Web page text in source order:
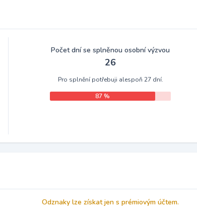
Počet dní se splněnou osobní výzvou
26
Pro splnění potřebuji alespoň 27 dní.
87 %
Odznaky lze získat jen s prémiovým účtem.